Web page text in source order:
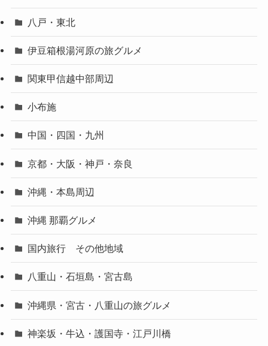
八戸・東北
伊豆箱根湯河原の旅グルメ
関東甲信越中部周辺
小布施
中国・四国・九州
京都・大阪・神戸・奈良
沖縄・本島周辺
沖縄 那覇グルメ
国内旅行 その他地域
八重山・石垣島・宮古島
沖縄県・宮古・八重山の旅グルメ
神楽坂・牛込・護国寺・江戸川橋